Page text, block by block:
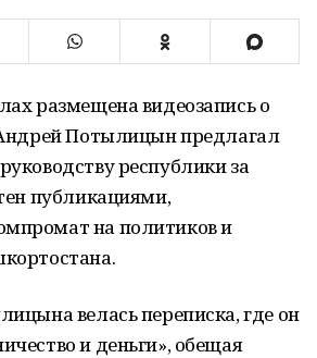
размещена видеозапись о
Потылицын предлагал
республики за
публикациями,
на политиков и
велась переписка, где он
и деньги», обещая